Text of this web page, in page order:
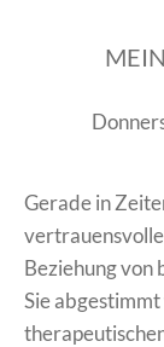
Gerade in
Beziehung von
Sie